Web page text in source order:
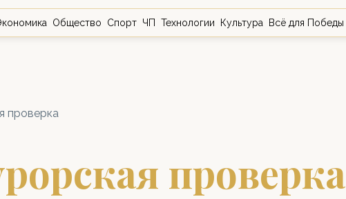
Общество Спорт ЧП Технологии Культура Всё для Победы
проверка
проверка